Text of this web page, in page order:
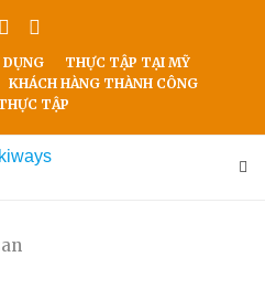
THỰC TẬP TẠI MỸ
KHÁCH HÀNG THÀNH CÔNG
TẬP